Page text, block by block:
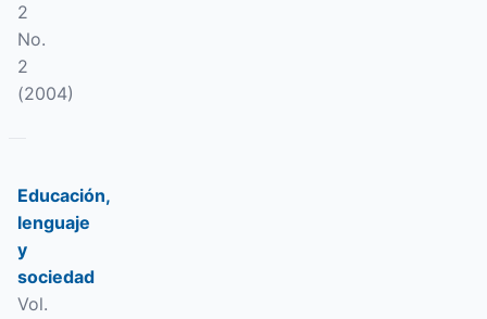
2
No.
2
(2004)
Educación,
lenguaje
y
sociedad
Vol.